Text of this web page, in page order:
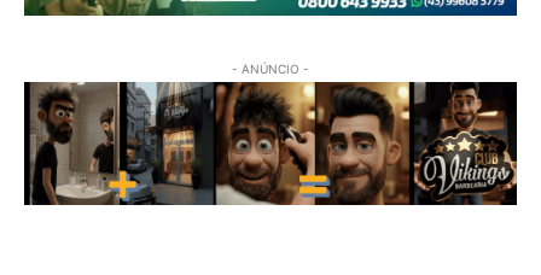
- ANÚNCIO -